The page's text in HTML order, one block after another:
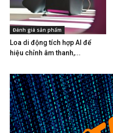
Đánh giá sản phẩm
Loa di động tích hợp AI để
hiệu chỉnh âm thanh,...